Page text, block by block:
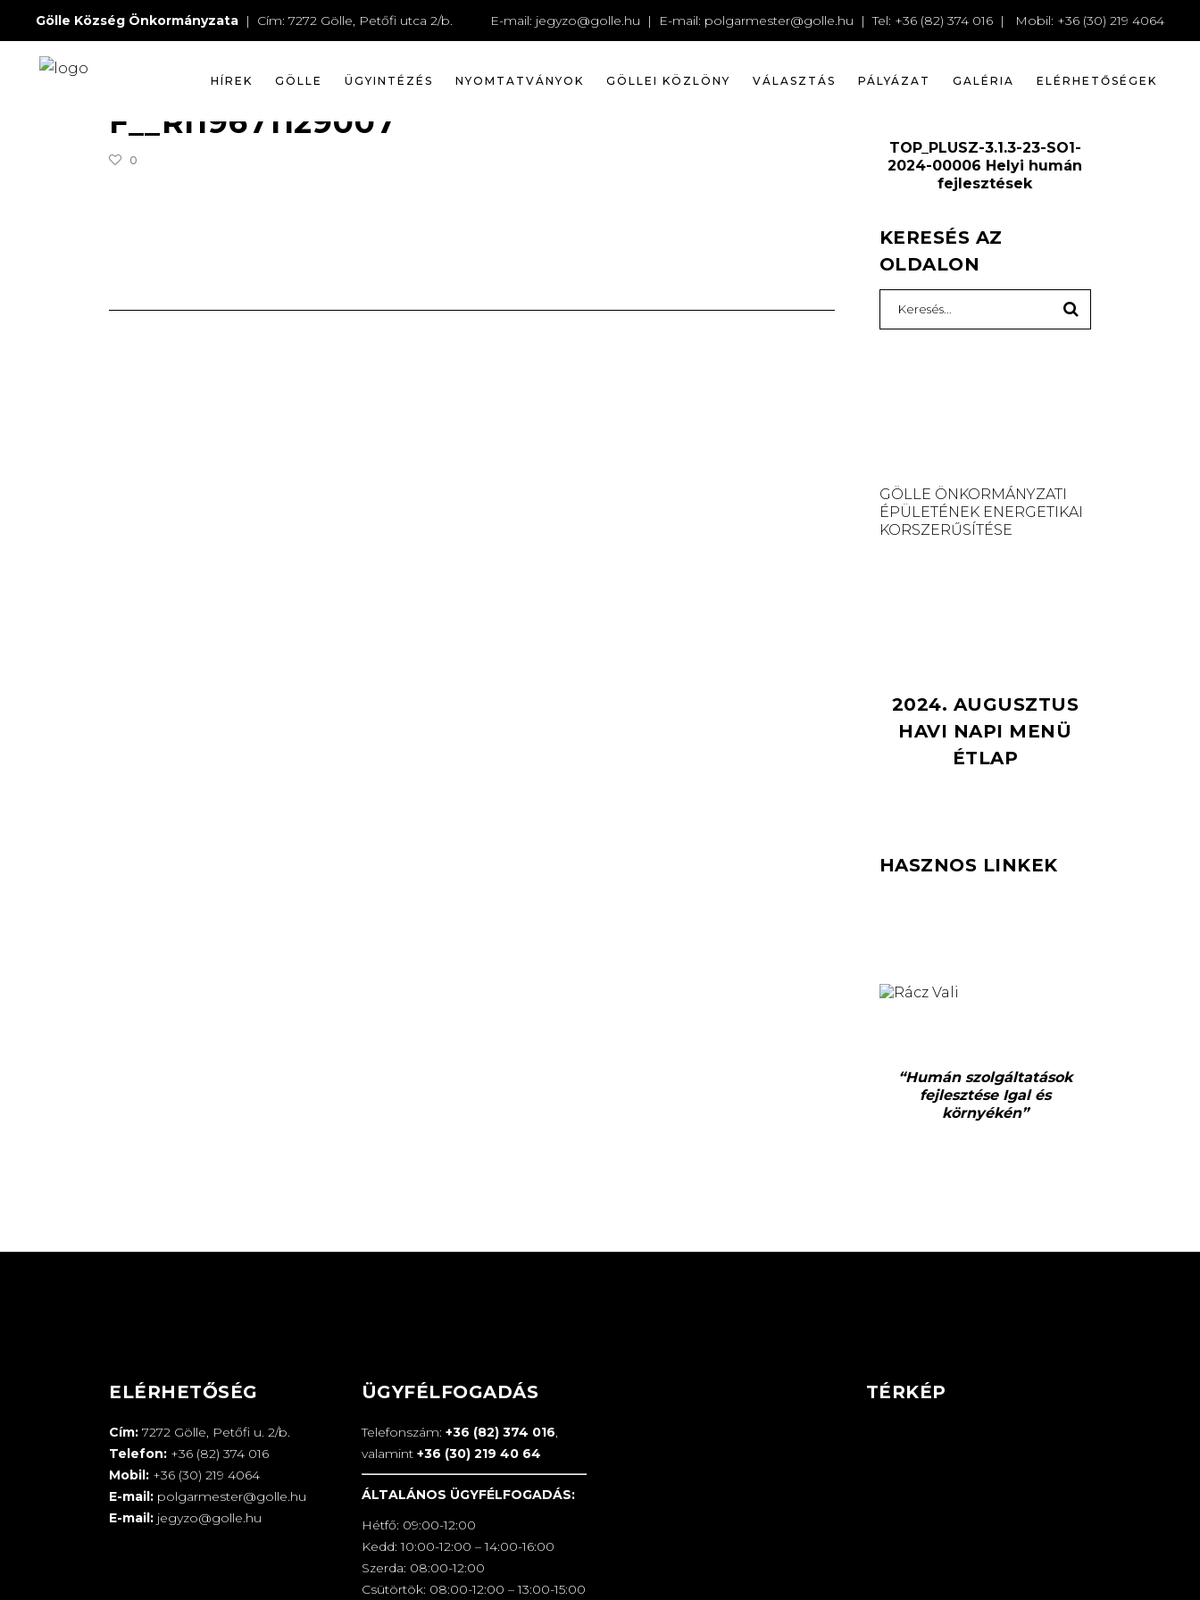
Gölle Község Önkormányzata | Cím: 7272 Gölle, Petőfi utca 2/b. E-mail: jegyzo@golle.hu | E-mail: polgarmester@golle.hu | Tel: +36 (82) 374 016 | Mobil: +36 (30) 219 4064
HÍREK GÖLLE ÜGYINTÉZÉS NYOMTATVÁNYOK GÖLLEI KÖZLÖNY VÁLASZTÁS PÁLYÁZAT GALÉRIA ELÉRHETŐSÉGEK
WEBMESTER
F__RI19671129007
0
TOP_PLUSZ-3.1.3-23-SO1-
2024-00006 Helyi humán
fejlesztések
KERESÉS AZ
OLDALON
for:
GÖLLE ÖNKORMÁNYZATI
ÉPÜLETÉNEK ENERGETIKAI
KORSZERŰSÍTÉSE
2024. AUGUSZTUS
HAVI NAPI MENÜ
ÉTLAP
HASZNOS LINKEK
“Humán szolgáltatások
fejlesztése Igal és
környékén”
ELÉRHETŐSÉG
Cím: 7272 Gölle, Petőfi u. 2/b.
Telefon: +36 (82) 374 016
Mobil: +36 (30) 219 4064
E-mail: polgarmester@golle.hu
E-mail: jegyzo@golle.hu
ÜGYFÉLFOGADÁS
Telefonszám: +36 (82) 374 016,
valamint +36 (30) 219 40 64
ÁLTALÁNOS ÜGYFÉLFOGADÁS:
Hétfő: 09:00-12:00
Kedd: 10:00-12:00 – 14:00-16:00
Szerda: 08:00-12:00
Csütörtök: 08:00-12:00 – 13:00-15:00
TÉRKÉP